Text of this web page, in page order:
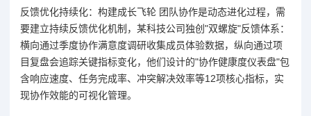
反馈优化持续化：构建成长飞轮 团队协作是动态进化过程，需
要建立持续反馈优化机制，某科技公司独创"双螺旋"反馈体系：
横向通过季度协作满意度调研收集成员体验数据，纵向通过项
目复盘会追踪关键指标变化，他们设计的"协作健康度仪表盘"包
含响应速度、任务完成率、冲突解决效率等12项核心指标，实
现协作效能的可视化管理。